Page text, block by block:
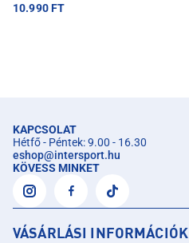
10.990 FT
KAPCSOLAT
Hétfő - Péntek: 9.00 - 16.30
eshop@intersport.hu
KÖVESS MINKET
VÁSÁRLÁSI INFORMÁCIÓK